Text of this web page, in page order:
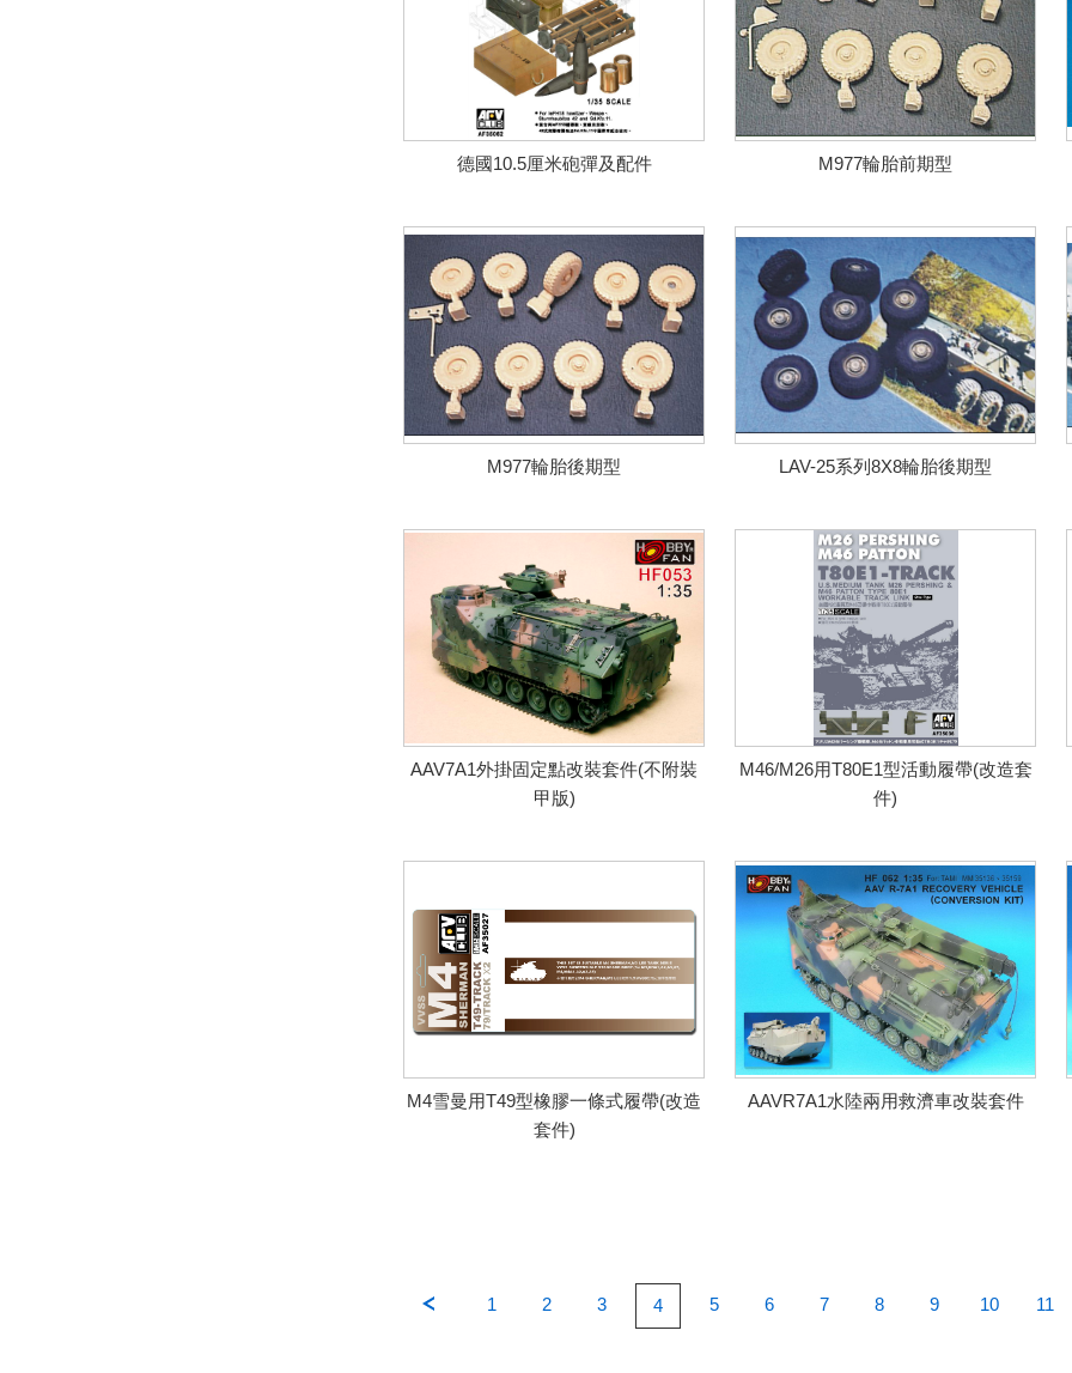
德國10.5厘米砲彈及配件 M977輪胎前期型
M977輪胎後期型 LAV-25系列8X8輪胎後期型
AAV7A1外掛固定點改裝套件(不附裝
甲版)
M46/M26用T80E1型活動履帶(改造套
件)
M4雪曼用T49型橡膠一條式履帶(改造
套件)
AAVR7A1水陸兩用救濟車改裝套件
1 2 3 4 5 6 7 8 9 10 11